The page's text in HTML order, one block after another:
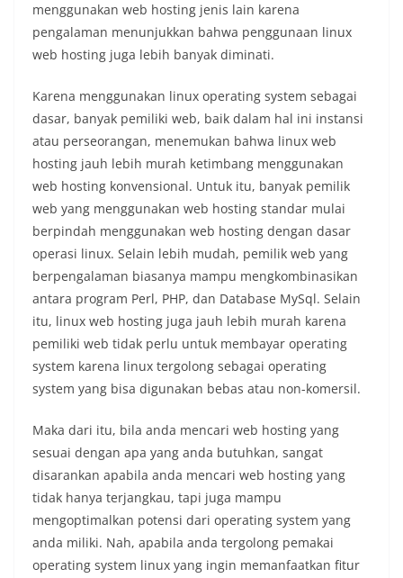
menggunakan web hosting jenis lain karena
pengalaman menunjukkan bahwa penggunaan linux
web hosting juga lebih banyak diminati.
Karena menggunakan linux operating system sebagai
dasar, banyak pemiliki web, baik dalam hal ini instansi
atau perseorangan, menemukan bahwa linux web
hosting jauh lebih murah ketimbang menggunakan
web hosting konvensional. Untuk itu, banyak pemilik
web yang menggunakan web hosting standar mulai
berpindah menggunakan web hosting dengan dasar
operasi linux. Selain lebih mudah, pemilik web yang
berpengalaman biasanya mampu mengkombinasikan
antara program Perl, PHP, dan Database MySql. Selain
itu, linux web hosting juga jauh lebih murah karena
pemiliki web tidak perlu untuk membayar operating
system karena linux tergolong sebagai operating
system yang bisa digunakan bebas atau non-komersil.
Maka dari itu, bila anda mencari web hosting yang
sesuai dengan apa yang anda butuhkan, sangat
disarankan apabila anda mencari web hosting yang
tidak hanya terjangkau, tapi juga mampu
mengoptimalkan potensi dari operating system yang
anda miliki. Nah, apabila anda tergolong pemakai
operating system linux yang ingin memanfaatkan fitur